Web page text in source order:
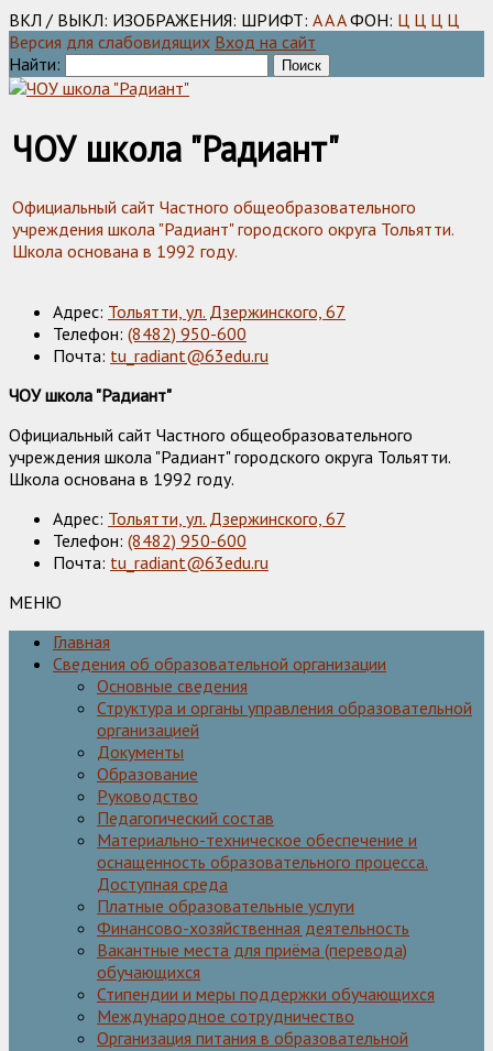
ВКЛ / ВЫКЛ: ИЗОБРАЖЕНИЯ: ШРИФТ: AAA ФОН: Ц Ц Ц Ц
Версия для слабовидящих Вход на сайт
Найти:
ЧОУ школа "Радиант"
Официальный сайт Частного общеобразовательного
учреждения школа "Радиант" городского округа Тольятти.
Школа основана в 1992 году.
Адрес: Тольятти, ул. Дзержинского, 67
Телефон: (8482) 950-600
Почта: tu_radiant@63edu.ru
ЧОУ школа "Радиант"
Официальный сайт Частного общеобразовательного
учреждения школа "Радиант" городского округа Тольятти.
Школа основана в 1992 году.
Адрес: Тольятти, ул. Дзержинского, 67
Телефон: (8482) 950-600
Почта: tu_radiant@63edu.ru
МЕНЮ
Главная
Сведения об образовательной организации
Основные сведения
Структура и органы управления образовательной
организацией
Документы
Образование
Руководство
Педагогический состав
Материально-техническое обеспечение и
оснащенность образовательного процесса.
Доступная среда
Платные образовательные услуги
Финансово-хозяйственная деятельность
Вакантные места для приёма (перевода)
обучающихся
Стипендии и меры поддержки обучающихся
Международное сотрудничество
Организация питания в образовательной